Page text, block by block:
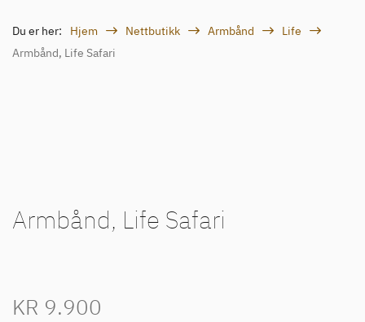
Du er her: Hjem Nettbutikk Armbånd
Life
Armbånd, Life Safari
Armbånd, Life Safari
KR 9.900